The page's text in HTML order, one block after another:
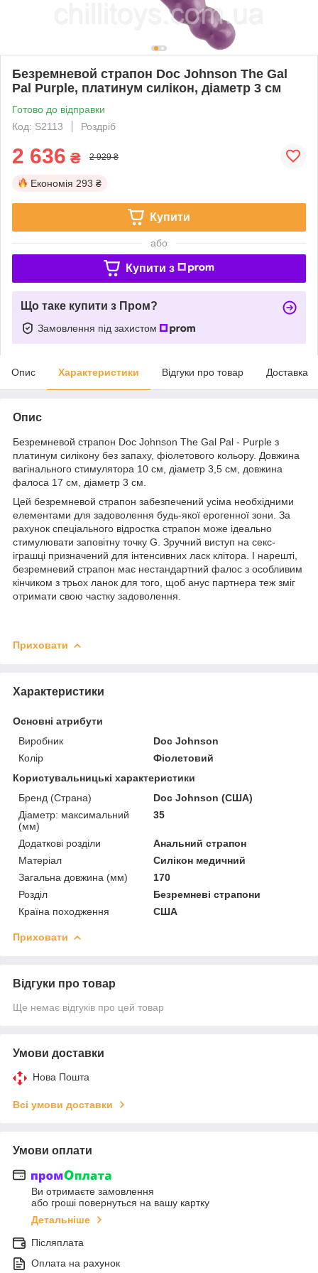
Безремневой страпон Doc Johnson The Gal
Pal Purple, платинум силікон, діаметр 3 см
Готово до відправки
Код: S2113
Роздріб
2 636 ₴ 2 929 ₴
Економія 293 ₴
Купити
або
Купити з
Що таке купити з Пром?
Замовлення під захистом
Опис Характеристики Відгуки про товар Доставка
Опис
Безремневой страпон Doc Johnson The Gal Pal - Purple з
платинум силікону без запаху, фіолетового кольору. Довжина
вагінального стимулятора 10 см, діаметр 3,5 см, довжина
фалоса 17 см, діаметр 3 см.
Цей безремневой страпон забезпечений усіма необхідними
елементами для задоволення будь-якої ерогенної зони. За
рахунок спеціального відростка страпон може ідеально
стимулювати заповітну точку G. Зручний виступ на секс-
іграшці призначений для інтенсивних ласк клітора. І нарешті,
безремневий страпон має нестандартний фалос з особливим
кінчиком з трьох ланок для того, щоб анус партнера теж зміг
отримати свою частку задоволення.
Приховати
Характеристики
Основні атрибути
Виробник
Doc Johnson
Колір
Фіолетовий
Користувальницькі характеристики
Бренд (Страна)
Doc Johnson (США)
Діаметр: максимальний
(мм)
35
Додаткові розділи
Анальний страпон
Матеріал
Силікон медичний
Загальна довжина (мм)
170
Розділ
Безремневі страпони
Країна походження
США
Приховати
Відгуки про товар
Ще немає відгуків про цей товар
Умови доставки
Нова Пошта
Всі умови доставки
Умови оплати
Ви отримаєте замовлення
або гроші повернуться на вашу картку
Детальніше
Післяплата
Оплата на рахунок